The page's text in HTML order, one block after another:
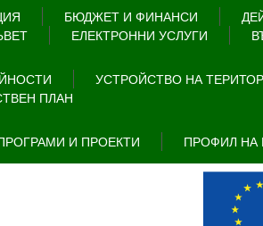
БЮДЖЕТ И ФИНАНСИ
ЕЛЕКТРОННИ УСЛУГИ
УСТРОЙСТВО НА
ПЛАН
И ПРОЕКТИ ПРОФИЛ НА